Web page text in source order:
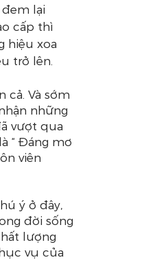
lại
cấp thì
hiệu xoa
trở lên.
Và sớm
những
vượt qua
“ Đáng mơ
viên
ý ở đây,
đời sống
lượng
vụ của